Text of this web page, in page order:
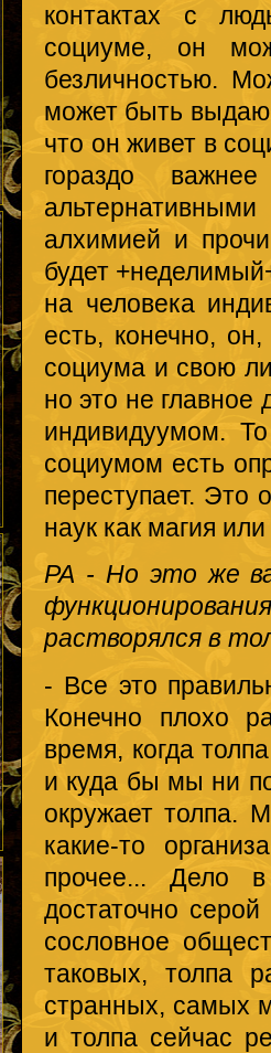
контактах с
социуме, он
безличностью.
может быть
что он живет в
гораздо
алхимией и
будет
на человека
есть, конечно,
социума и свою
но это не главное
индивидуумом.
социумом есть
переступает. Это
наук как магия
РА - Но это же
растворялся в
- Все это
Конечно плохо
время, когда
и куда бы мы ни
окружает толпа.
какие-то
прочее... Дело
достаточно
сословное
таковых, толпа
странных, самых
и толпа сейчас